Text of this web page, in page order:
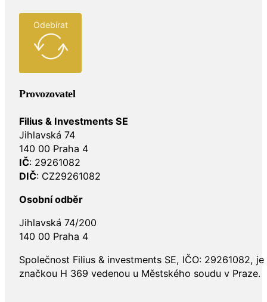
Odebírat
Provozovatel
Filius & Investments SE
Jihlavská 74
140 00 Praha 4
IČ: 29261082
DIČ: CZ29261082
Osobní odběr
Jihlavská 74/200
140 00 Praha 4
Společnost Filius & investments SE, IČO: 29261082,
značkou H 369 vedenou u Městského soudu v Praze.